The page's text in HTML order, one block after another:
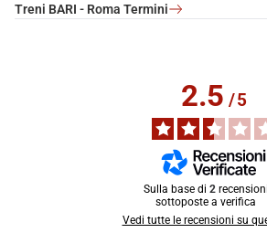
Treni BARI - Roma Termini
2.5/5
Sulla base di 2 recensioni
sottoposte a verifica
Vedi tutte le recensioni su